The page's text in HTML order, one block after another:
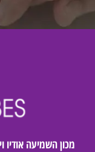
מכון השמיעה אודיו